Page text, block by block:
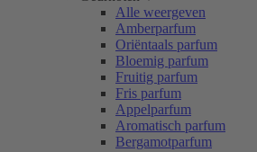
Alle weergeven
Amberparfum
Oriëntaals parfum
Bloemig parfum
Fruitig parfum
Fris parfum
Appelparfum
Aromatisch parfum
Bergamotparfum